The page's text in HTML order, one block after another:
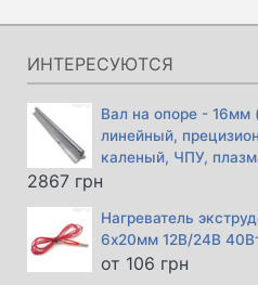
ИНТЕРЕСУЮТСЯ
Вал на опоре -
линейный,
каленый, ЧПУ,
2867 грн
Нагреватель
6х20мм 12В/24В
от 106 грн